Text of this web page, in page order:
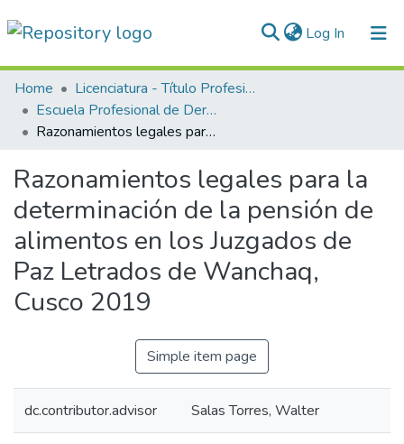
Log In (current)
Communities & Collections
All of DSpace
Normativas
Home
Licenciatura - Título Profesional
Escuela Profesional de Derecho
Razonamientos legales para la determinación de la pensión de alimentos en los Juzgados de Paz Letrados de Wanchaq, Cusco 2019
Razonamientos legales para la
determinación de la pensión de
alimentos en los Juzgados de
Paz Letrados de Wanchaq,
Cusco 2019
Simple item page
dc.contributor.advisor Salas Torres, Walter